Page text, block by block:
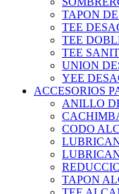
TAPON
TEE
TEE
TEE
UNION
YEE
ACCESORIOS
ANILLO
CODO
TAPON